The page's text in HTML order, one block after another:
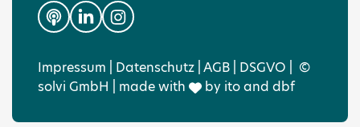
Impressum Datenschutz AGB DSGVO
©
solvi GmbH | made with
by itoand dbf